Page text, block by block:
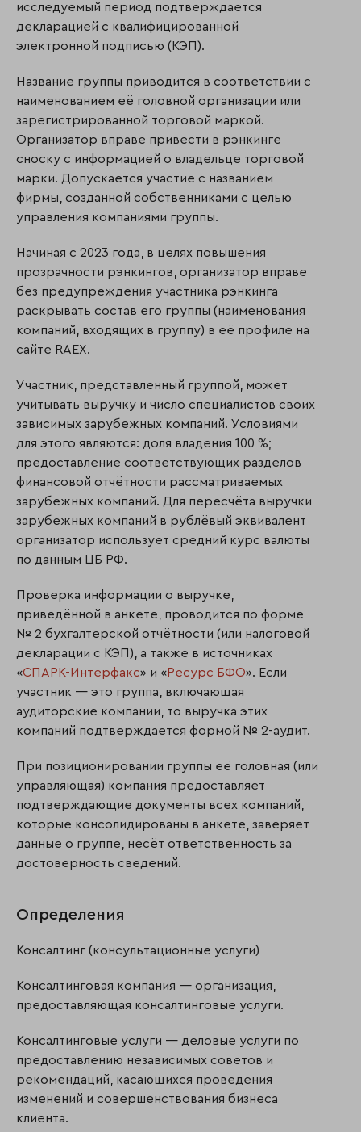
исследуемый период подтверждается
декларацией с квалифицированной
электронной подписью (КЭП).
Название группы приводится в соответствии с
наименованием её головной организации или
зарегистрированной торговой маркой.
Организатор вправе привести в рэнкинге
сноску с информацией о владельце торговой
марки. Допускается участие с названием
фирмы, созданной собственниками с целью
управления компаниями группы.
Начиная с 2023 года, в целях повышения
прозрачности рэнкингов, организатор вправе
без предупреждения участника рэнкинга
раскрывать состав его группы (наименования
компаний, входящих в группу) в её профиле на
сайте RAEX.
Участник, представленный группой, может
учитывать выручку и число специалистов своих
зависимых зарубежных компаний. Условиями
для этого являются: доля владения 100 %;
предоставление соответствующих разделов
финансовой отчётности рассматриваемых
зарубежных компаний. Для пересчёта выручки
зарубежных компаний в рублёвый эквивалент
организатор использует средний курс валюты
по данным ЦБ РФ.
Проверка информации о выручке,
приведённой в анкете, проводится по форме
№ 2 бухгалтерской отчётности (или налоговой
декларации с КЭП), а также в источниках
«СПАРК-Интерфакс» и «Ресурс БФО». Если
участник — это группа, включающая
аудиторские компании, то выручка этих
компаний подтверждается формой № 2-аудит.
При позиционировании группы её головная (или
управляющая) компания предоставляет
подтверждающие документы всех компаний,
которые консолидированы в анкете, заверяет
данные о группе, несёт ответственность за
достоверность сведений.
Определения
Консалтинг (консультационные услуги)
Консалтинговая компания — организация,
предоставляющая консалтинговые услуги.
Консалтинговые услуги — деловые услуги по
предоставлению независимых советов и
рекомендаций, касающихся проведения
изменений и совершенствования бизнеса
клиента.